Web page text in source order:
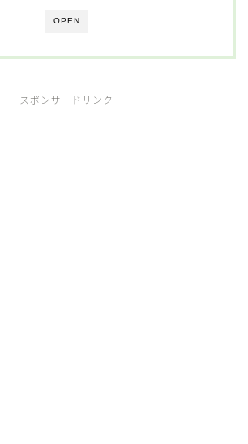
OPEN
スポンサードリンク